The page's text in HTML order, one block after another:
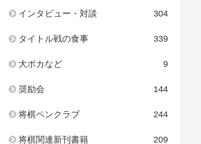
インタビュー・対談 304
タイトル戦の食事 339
大ポカなど 9
奨励会 144
将棋ペンクラブ 244
将棋関連新刊書籍 209